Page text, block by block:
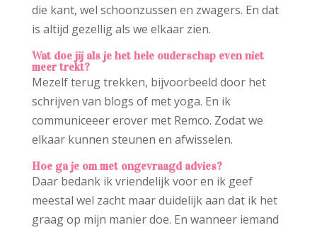
die kant, wel schoonzussen en zwagers. En dat
is altijd gezellig als we elkaar zien.
Wat doe jij als je het hele ouderschap even niet
meer trekt?
Mezelf terug trekken, bijvoorbeeld door het
schrijven van blogs of met yoga. En ik
communiceeer erover met Remco. Zodat we
elkaar kunnen steunen en afwisselen.
Hoe ga je om met ongevraagd advies?
Daar bedank ik vriendelijk voor en ik geef
meestal wel zacht maar duidelijk aan dat ik het
graag op mijn manier doe. En wanneer iemand